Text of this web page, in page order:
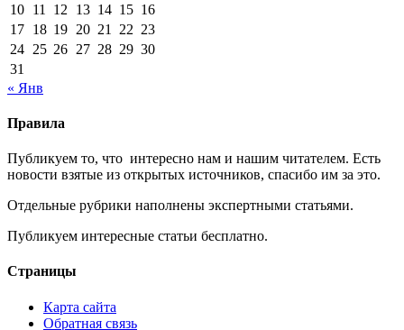
10 11 12 13 14 15 16
17 18 19 20 21 22 23
24 25 26 27 28 29 30
31
« Янв
Правила
Публикуем то, что интересно нам и нашим читателем. Есть
новости взятые из открытых источников, спасибо им за это.
Отдельные рубрики наполнены экспертными статьями.
Публикуем интересные статьи бесплатно.
Страницы
Карта сайта
Обратная связь